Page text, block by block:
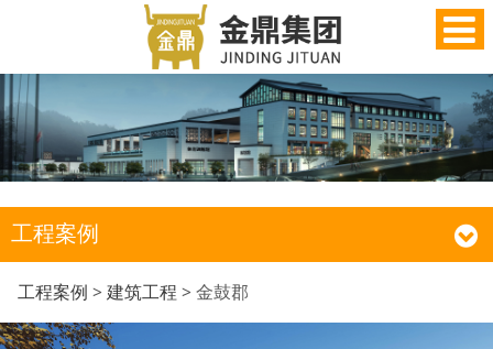
工程案例
金鼓郡
工程案例 > 建筑工程 > 金鼓郡